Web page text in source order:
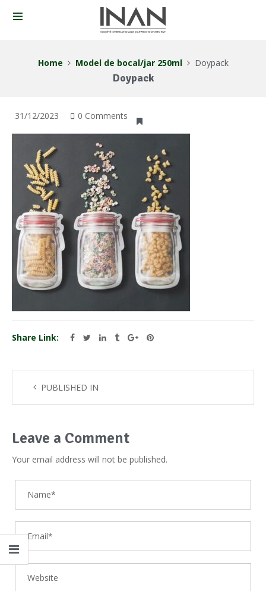
Home Model de bocal/jar 250ml Doypack
Doypack
31/12/2023 0 Comments
Share Link:
PUBLISHED IN
Leave a Comment
Your email address will not be published.